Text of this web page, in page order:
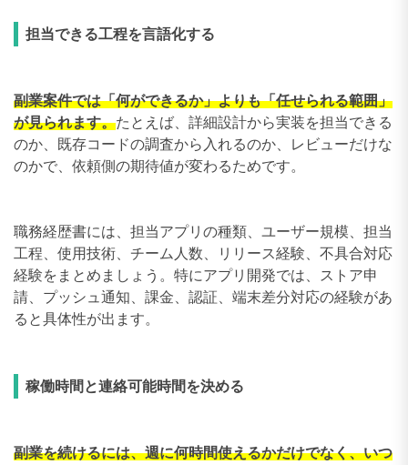
担当できる工程を言語化する
副業案件では「何ができるか」よりも「任せられる範囲」
が見られます。たとえば、詳細設計から実装を担当できる
のか、既存コードの調査から入れるのか、レビューだけな
のかで、依頼側の期待値が変わるためです。
職務経歴書には、担当アプリの種類、ユーザー規模、担当
工程、使用技術、チーム人数、リリース経験、不具合対応
経験をまとめましょう。特にアプリ開発では、ストア申
請、プッシュ通知、課金、認証、端末差分対応の経験があ
ると具体性が出ます。
稼働時間と連絡可能時間を決める
副業を続けるには、週に何時間使えるかだけでなく、いつ